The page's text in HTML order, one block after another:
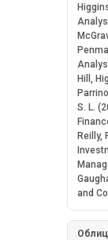
Hill,
S. L.
Reilly,
and